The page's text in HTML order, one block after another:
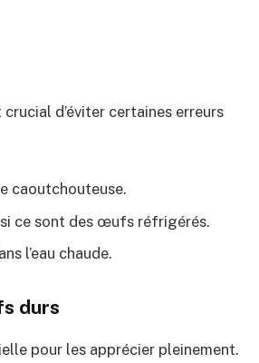
d’éviter certaines erreurs
caoutchouteuse.
ce sont des œufs réfrigérés.
l’eau chaude.
durs
pour les apprécier pleinement.